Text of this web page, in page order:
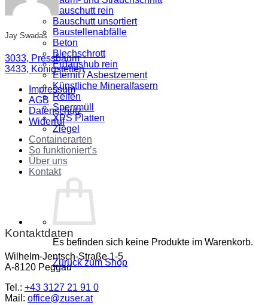
Bauschutt rein
Bauschutt unsortiert
Baustellenabfälle
Beton
Blechschrott
Erdaushub rein
Eternit / Asbestzement
Künstliche Mineralfasern
Reifen
Sperrmüll
XPS Platten
Ziegel
Containerarten
So funktioniert’s
Über uns
Kontakt
Es befinden sich keine Produkte im Warenkorb.
Zurück zum Shop
Jay Swadas
3033, Pressbaum
3433, Königstetten
Impressum
AGB
Datenschutz
Widerruf
Kontaktdaten
Wilhelm-Jentsch-Straße 1-5
A-8120 Peggau
Tel.: +43 3127 21 91 0
Mail: office@zuser.at